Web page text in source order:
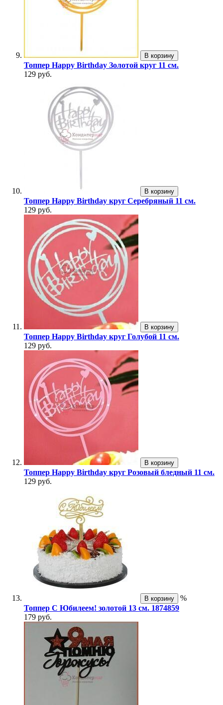
В корзину
Топпер Happy Birthday Золотой круг 11 см.
129 руб.
В корзину
Топпер Happy Birthday круг Серебряный 11 см.
129 руб.
В корзину
Топпер Happy Birthday круг Голубой 11 см.
129 руб.
В корзину
Топпер Happy Birthday круг Розовый бледный 11 см.
129 руб.
В корзину
%
Топпер С Юбилеем! золотой 13 см. 1874859
179 руб.